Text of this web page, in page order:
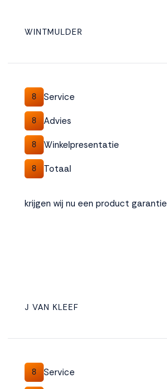
WINTMULDER
8 Service
8 Advies
8 Winkelpresentatie
8 Totaal
krijgen wij nu een product garantie
J VAN KLEEF
8 Service